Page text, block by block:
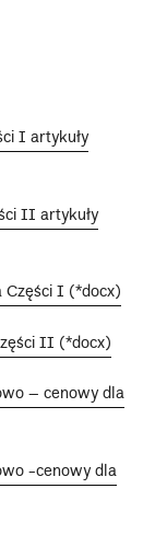
I artykuły
II artykuły
I (*docx)
II (*docx)
– cenowy dla
-cenowy dla